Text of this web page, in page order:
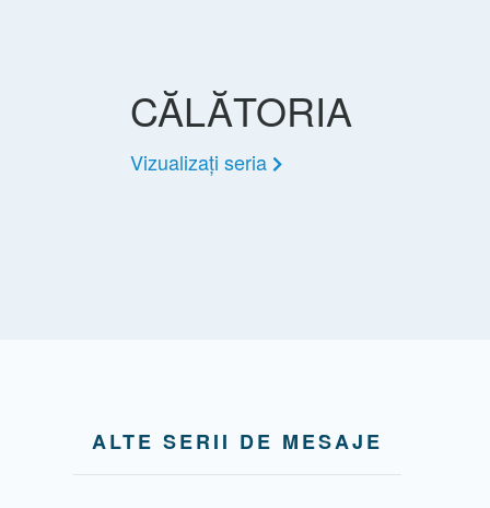
CĂLĂTORIA
Vizualizați seria
ALTE SERII DE MESAJE